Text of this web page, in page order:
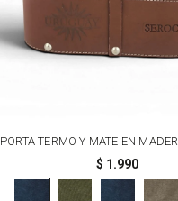
PORTA TERMO Y MATE EN
AZUL GRABADO
$ 1.990